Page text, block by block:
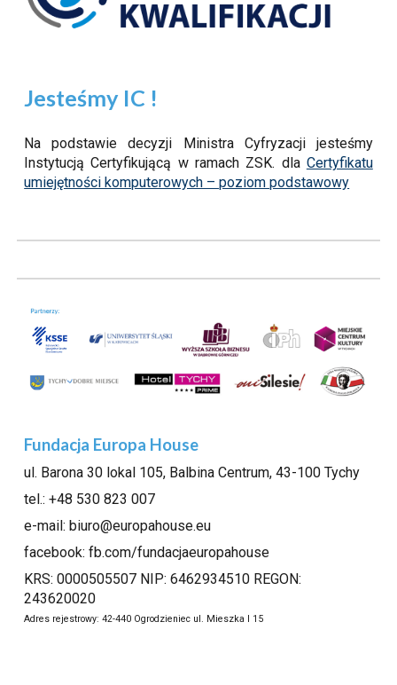
Jesteśmy IC !
Na podstawie decyzji Ministra Cyfryzacji jesteśmy
Instytucją Certyfikującą w ramach ZSK. dla Certyfikatu
umiejętności komputerowych – poziom podstawowy
Fundacja Europa House
ul. Barona 30 lokal 105, Balbina Centrum, 43-100 Tychy
tel.: +48 530 823 007
e-mail: biuro@europahouse.eu
facebook:fb.com/fundacjaeuropahouse
KRS: 0000505507 NIP: 6462934510 REGON:
243620020
Adres rejestrowy: 42-440 Ogrodzieniec ul. Mieszka I 15